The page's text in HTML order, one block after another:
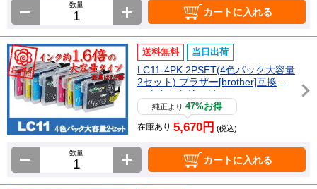
数量
カートに入れる
送料無料 当日出荷
LC11-4PK 2PSET(4色パック大容量
2セット) ブラザー[brother]互換イ
ンクカートリッジ
純正より47%お得
在庫あり 5,670円 (税込)
数量
カートに入れる